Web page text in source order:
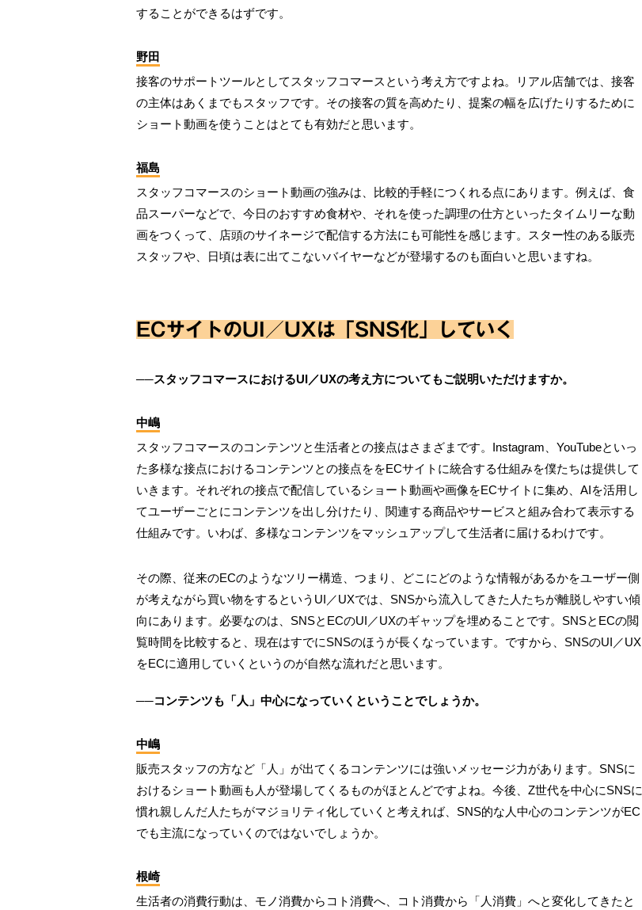
することができるはずです。
野田
接客のサポートツールとしてスタッフコマースという考え方ですよね。リアル店舗では、接客
の主体はあくまでもスタッフです。その接客の質を高めたり、提案の幅を広げたりするために
ショート動画を使うことはとても有効だと思います。
福島
スタッフコマースのショート動画の強みは、比較的手軽につくれる点にあります。例えば、食
品スーパーなどで、今日のおすすめ食材や、それを使った調理の仕方といったタイムリーな動
画をつくって、店頭のサイネージで配信する方法にも可能性を感じます。スター性のある販売
スタッフや、日頃は表に出てこないバイヤーなどが登場するのも面白いと思いますね。
ECサイトのUI／UXは「SNS化」していく
──スタッフコマースにおけるUI／UXの考え方についてもご説明いただけますか。
中嶋
スタッフコマースのコンテンツと生活者との接点はさまざまです。Instagram、YouTubeといっ
た多様な接点におけるコンテンツとの接点ををECサイトに統合する仕組みを僕たちは提供して
いきます。それぞれの接点で配信しているショート動画や画像をECサイトに集め、AIを活用し
てユーザーごとにコンテンツを出し分けたり、関連する商品やサービスと組み合わて表示する
仕組みです。いわば、多様なコンテンツをマッシュアップして生活者に届けるわけです。
その際、従来のECのようなツリー構造、つまり、どこにどのような情報があるかをユーザー側
が考えながら買い物をするというUI／UXでは、SNSから流入してきた人たちが離脱しやすい傾
向にあります。必要なのは、SNSとECのUI／UXのギャップを埋めることです。SNSとECの閲
覧時間を比較すると、現在はすでにSNSのほうが長くなっています。ですから、SNSのUI／UX
をECに適用していくというのが自然な流れだと思います。
──コンテンツも「人」中心になっていくということでしょうか。
中嶋
販売スタッフの方など「人」が出てくるコンテンツには強いメッセージ力があります。SNSに
おけるショート動画も人が登場してくるものがほとんどですよね。今後、Z世代を中心にSNSに
慣れ親しんだ人たちがマジョリティ化していくと考えれば、SNS的な人中心のコンテンツがEC
でも主流になっていくのではないでしょうか。
根崎
生活者の消費行動は、モノ消費からコト消費へ、コト消費から「人消費」へと変化してきたと